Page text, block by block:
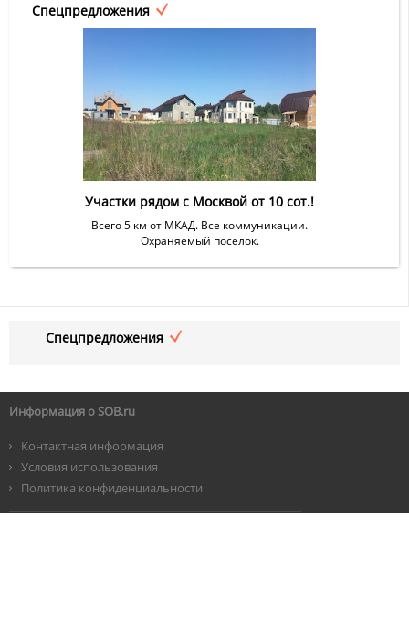
Спецпредложения
Участки рядом с Москвой от 10 сот.!
Всего 5 км от МКАД. Все коммуникации.
Охраняемый поселок.
Спецпредложения
Информация о SOB.ru
Контактная информация
Условия использования
Политика конфиденциальности